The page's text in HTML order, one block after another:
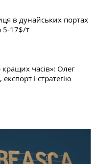
в дунайських портах
17$/т
часів»: Олег
і стратегію